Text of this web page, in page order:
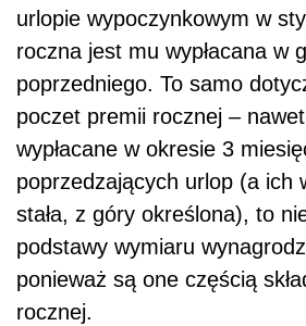
urlopie wypoczynkowym w
roczna jest mu wypłacana w
poprzedniego. To samo
poczet premii rocznej –
wypłacane w okresie 3
poprzedzających urlop (a ich
stała, z góry określona), to
podstawy wymiaru
ponieważ są one częścią
rocznej.